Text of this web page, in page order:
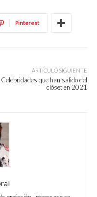
Pinterest
ARTÍCULO SIGUIENTE
Celebridades que han salido del
clóset en 2021